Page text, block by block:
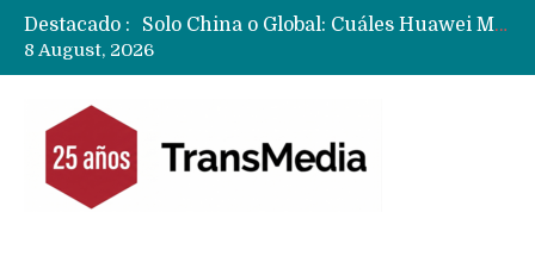
Destacado :
8 August, 2026